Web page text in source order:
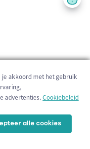
je akkoord met het gebruik
advertenties.Cookiebeleid
alle cookies